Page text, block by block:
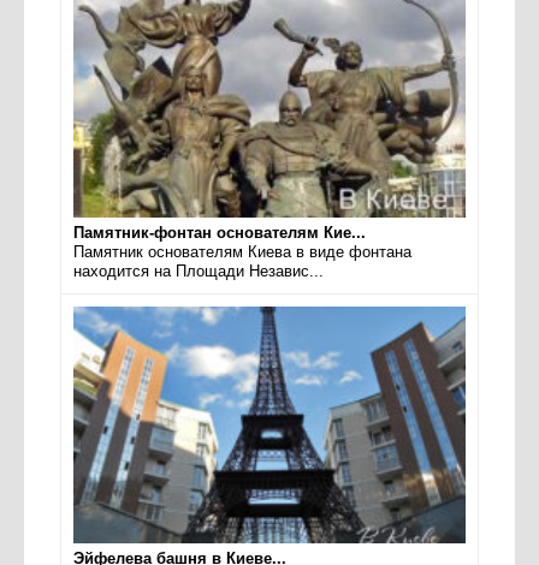
Памятник-фонтан основателям Кие...
Памятник основателям Киева в виде фонтана
находится на Площади Независ...
Эйфелева башня в Киеве...